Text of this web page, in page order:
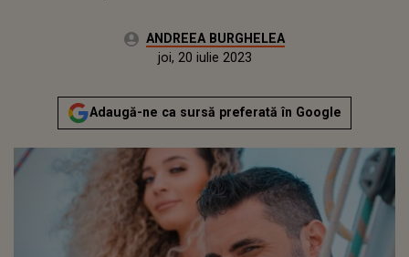
Autor:ANDREEA BURGHELEA
Actualizat:
joi, 20 iulie 2023
Adaugă-ne ca sursă preferată în Google